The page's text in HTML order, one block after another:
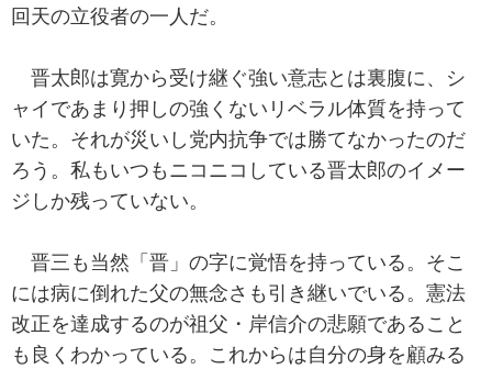
回天の立役者の一人だ。
晋太郎は寛から受け継ぐ強い意志とは裏腹に、シ
ャイであまり押しの強くないリベラル体質を持って
いた。それが災いし党内抗争では勝てなかったのだ
ろう。私もいつもニコニコしている晋太郎のイメー
ジしか残っていない。
晋三も当然「晋」の字に覚悟を持っている。そこ
には病に倒れた父の無念さも引き継いでいる。憲法
改正を達成するのが祖父・岸信介の悲願であること
も良くわかっている。これからは自分の身を顧みる